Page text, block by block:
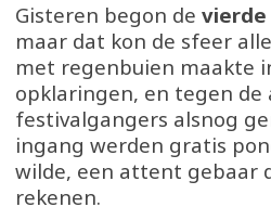
Gisteren begon de vierde
maar dat kon de sfeer
met regenbuien maakte
opklaringen, en tegen de
festivalgangers alsnog
ingang werden gratis
wilde, een attent gebaar
rekenen.